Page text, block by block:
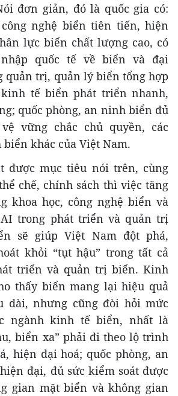
đơn giản, đó là quốc gia có:
nghệ biển tiên tiến, hiện
lực biển chất lượng cao, có
quốc tế về biển và đại
quản trị, quản lý biển tổng hợp
tế biển phát triển nhanh,
quốc phòng, an ninh biển đủ
vững chắc chủ quyền, các
khác của Việt Nam.
được mục tiêu nói trên, cùng
chế, chính sách thì việc tăng
khoa học, công nghệ biển và
trong phát triển và quản trị
sẽ giúp Việt Nam đột phá,
khỏi “tụt hậu” trong tất cả
triển và quản trị biển. Kinh
thấy biển mang lại hiệu quả
dài, nhưng cũng đòi hỏi mức
ngành kinh tế biển, nhất là
biển xa” phải đi theo lộ trình
hiện đại hoá; quốc phòng, an
đại, đủ sức kiểm soát được
gian mặt biển và không gian